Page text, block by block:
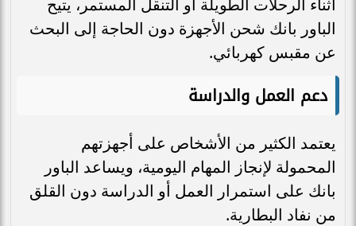
الباور بانك شحن الأجهزة دون الحاجة إلى البحث
عن مقبس كهربائي.
دعم العمل والدراسة
يعتمد الكثير من الأشخاص على أجهزتهم
المحمولة لإنجاز المهام اليومية، ويساعد الباور
بانك على استمرار العمل أو الدراسة دون القلق
من نفاد البطارية.